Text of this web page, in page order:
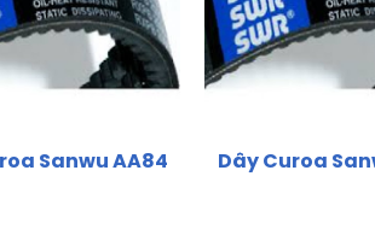
Sanwu AA84 Dây Curoa